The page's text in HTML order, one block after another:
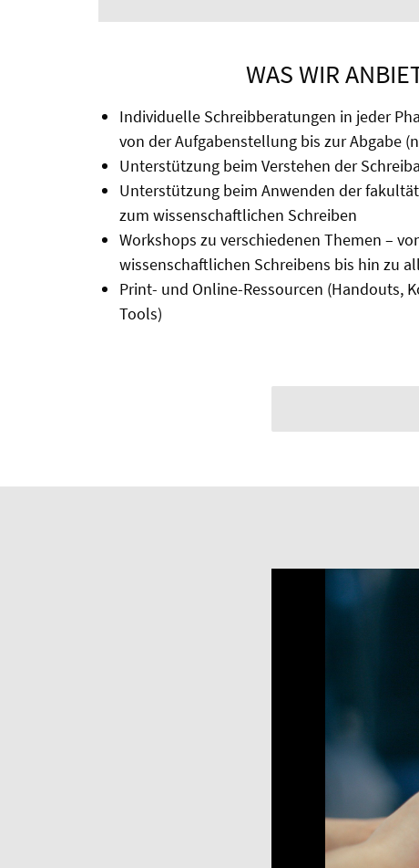
WAS WIR
Individuelle Schreibberatungen in jeder
von der Aufgaben­stellung bis zur Abgabe
Unterstützung beim Verstehen der
Unterstützung beim Anwenden der
zum wissenschaftlichen Schreiben
Workshops zu verschiedenen Themen –
wissenschaftlichen Schrei­bens bis hin zu
Print- und Online-Ressourcen (Handouts,
Tools)